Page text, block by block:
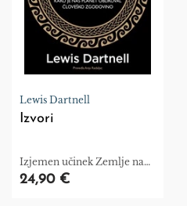
Lewis Dartnell
Izvori
Izjemen učinek Zemlje na
oblikovanje človekove
24,90 €